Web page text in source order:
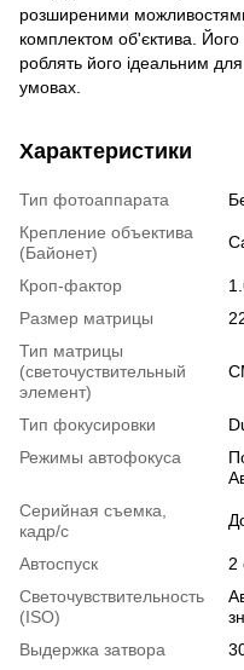
розширеними
комплектом об'єктива. Його
роблять його ідеальним
умовах.
Характеристики
Тип фотоаппарата
Крепление объектива
(Байонет)
Кроп-фактор
Размер матрицы
Тип матрицы
(светочуствительный
элемент)
Тип фокусировки
Режимы автофокуса
Серийная съемка,
кадр/с
Автоспуск
2
Светочувствительность
(ISO)
Выдержка затвора